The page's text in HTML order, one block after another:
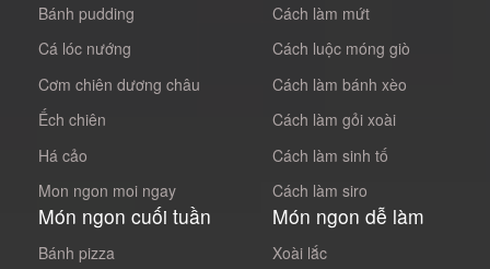
Bánh pudding
Cá lóc nướng
Cơm chiên dương châu
Ếch chiên
Há cảo
Mon ngon moi ngay
Cách làm mứt
Cách luộc móng giò
Cách làm bánh xèo
Cách làm gỏi xoài
Cách làm sinh tố
Cách làm siro
Món ngon cuối tuần
Bánh pizza
Món ngon dễ làm
Xoài lắc